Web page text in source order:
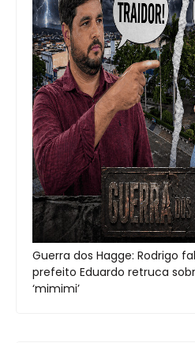
Guerra dos Hagge: Rodrigo
prefeito Eduardo retruca
‘mimimi’